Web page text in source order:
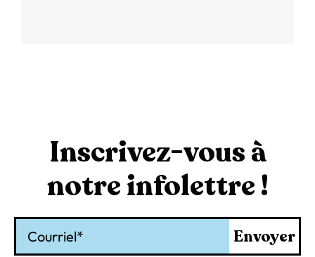
Inscrivez-vous à
notre infolettre !
Envoyer